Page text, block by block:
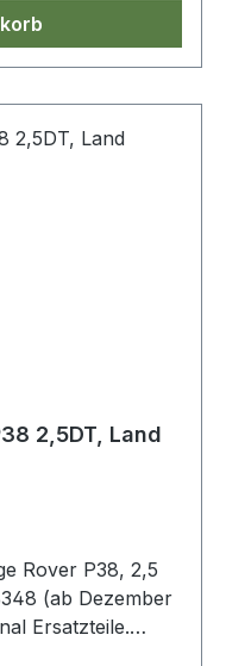
2,5DT, Land
Rover P38, 2,5
(ab Dezember
Ersatzteile.